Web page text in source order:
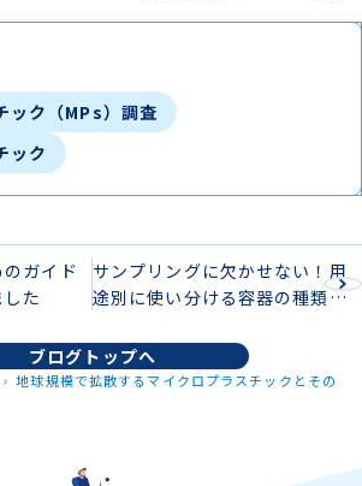
ック（MPs）調査
ック
のガイド
た
サンプリングに欠かせない！用
途別に使い分ける容器の種類と
ブログトップへ
地球規模で拡散するマイクロプラスチックとその